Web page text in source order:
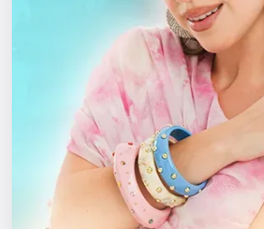
Рейтинги